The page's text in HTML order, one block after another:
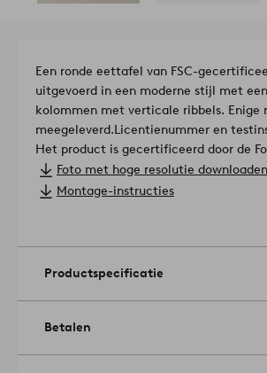
Een ronde eettafel van FSC-
uitgevoerd in een moderne stijl met
kolommen met verticale ribbels.
meegeleverd.Licentienummer en
Het product is gecertificeerd door de
bevat dat afkomstig is van
milieu.Materiaal: Mdf, teakfineer.
Tips: Van de eethoek maak je een
modellen, materialen en kleuren
Foto met hoge resolutie downloaden
Montage-instructies
Productspecificatie
Betalen